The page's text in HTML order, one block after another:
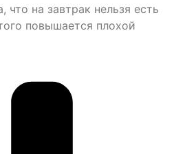
что на завтрак нельзя есть
повышается плохой